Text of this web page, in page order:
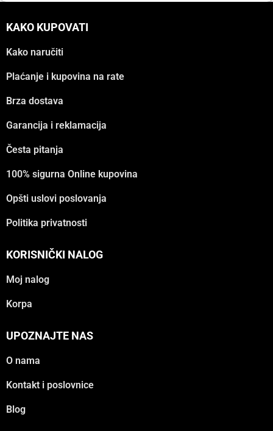
KAKO KUPOVATI
Kako naručiti
Plaćanje i kupovina na rate
Brza dostava
Garancija i reklamacija
Česta pitanja
100% sigurna Online kupovina
Opšti uslovi poslovanja
Politika privatnosti
KORISNIČKI NALOG
Moj nalog
Korpa
UPOZNAJTE NAS
O nama
Kontakt i poslovnice
Blog